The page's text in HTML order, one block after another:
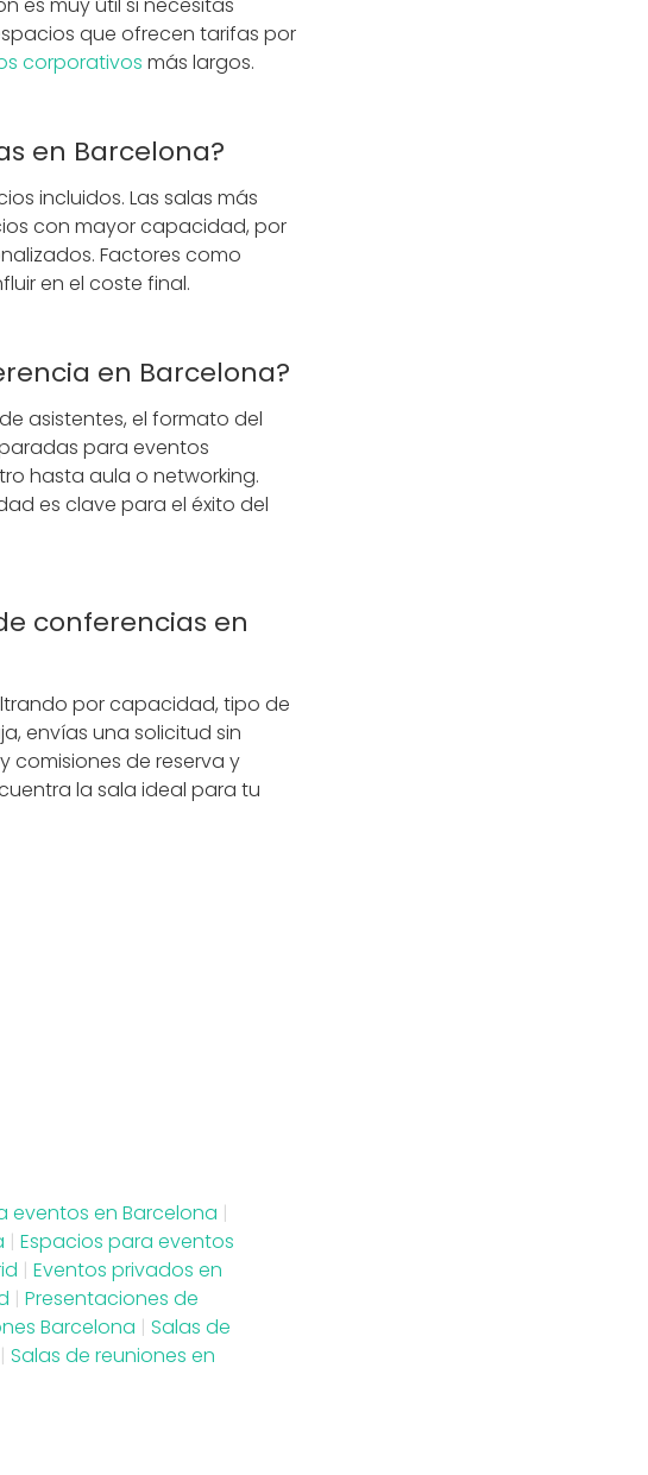
es muy útil si necesitas
que ofrecen tarifas por
corporativos más largos.
en Barcelona?
incluidos. Las salas más
con mayor capacidad, por
Factores como
en el coste final.
en Barcelona?
asistentes, el formato del
para eventos
hasta aula o networking.
es clave para el éxito del
conferencias en
por capacidad, tipo de
envías una solicitud sin
comisiones de reserva y
la sala ideal para tu
eventos en Barcelona |
| Espacios para eventos
| Eventos privados en
| Presentaciones de
Barcelona | Salas de
| Salas de reuniones en